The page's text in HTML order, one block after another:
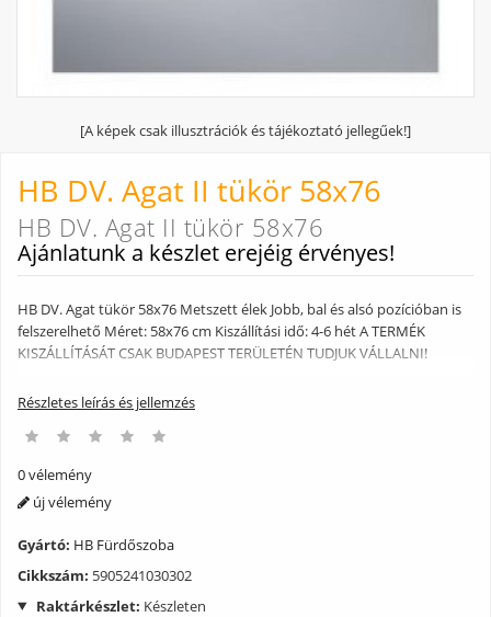
[A képek csak illusztrációk és tájékoztató jellegűek!]
HB DV. Agat II tükör 58x76
HB DV. Agat II tükör 58x76
Ajánlatunk a készlet erejéig érvényes!
HB DV. Agat tükör 58x76 Metszett élek Jobb, bal és alsó pozícióban is
felszerelhető Méret: 58x76 cm Kiszállítási idő: 4-6 hét A TERMÉK
KISZÁLLÍTÁSÁT CSAK BUDAPEST TERÜLETÉN TUDJUK VÁLLALNI!
Részletes leírás és jellemzés
0 vélemény
új vélemény
Gyártó: HB Fürdőszoba
Cikkszám: 5905241030302
Raktárkészlet: Készleten